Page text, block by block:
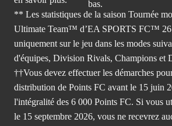
** Les statistiques de la saison Tournée
Ultimate Team™ d’EA SPORTS FC™ 26
uniquement sur le jeu dans les modes
d'équipes, Division Rivals, Champions et
††Vous devez effectuer les démarches
distribution de Points FC avant le 15 juin
l'intégralité des 6 000 Points FC. Si vous
le 15 septembre 2026, vous ne recevrez